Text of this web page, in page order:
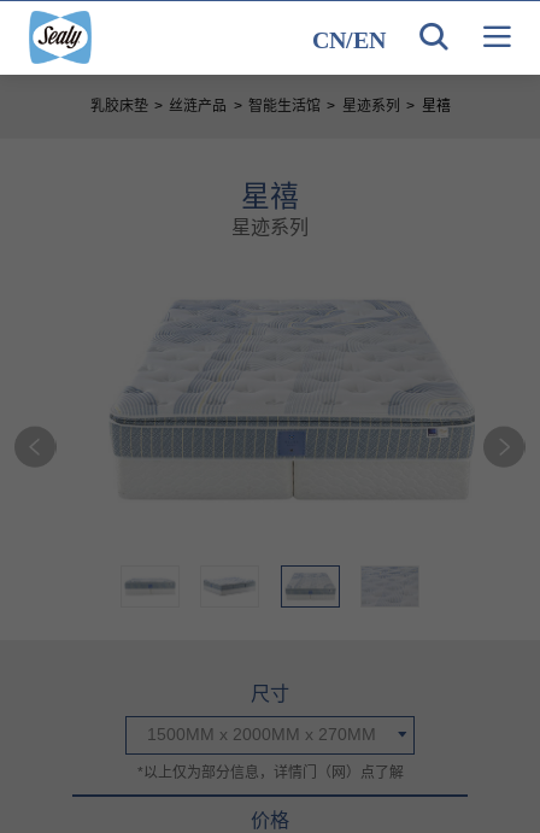
CN/EN
乳胶床垫 > 丝涟产品 > 智能生活馆 > 星迹系列 > 星禧
星禧
星迹系列
尺寸
1500MM x 2000MM x 270MM
*以上仅为部分信息，详情门（网）点了解
价格